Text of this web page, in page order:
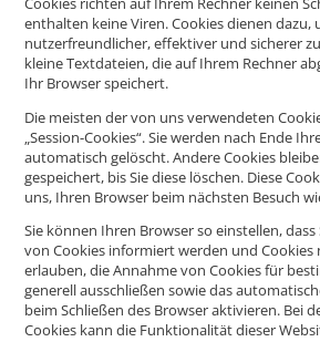
enthalten keine Viren. Cookies dienen dazu,
nutzerfreundlicher, effektiver und sicherer
kleine Textdateien, die auf Ihrem Rechner
Ihr Browser speichert.
Die meisten der von uns verwendeten
„Session-Cookies“. Sie werden nach Ende
automatisch gelöscht. Andere Cookies
gespeichert, bis Sie diese löschen. Diese
uns, Ihren Browser beim nächsten Besuch
Sie können Ihren Browser so einstellen, dass
von Cookies informiert werden und Cookies
erlauben, die Annahme von Cookies für
generell ausschließen sowie das
beim Schließen des Browser aktivieren. Bei
Cookies kann die Funktionalität dieser